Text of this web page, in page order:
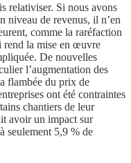
relativiser. Si nous avons
niveau de revenus, il n’en
comme la raréfaction
rend la mise en œuvre
De nouvelles
l’augmentation des
flambée du prix de
ont été contraintes
chantiers de leur
avoir un impact sur
seulement 5,9 % de